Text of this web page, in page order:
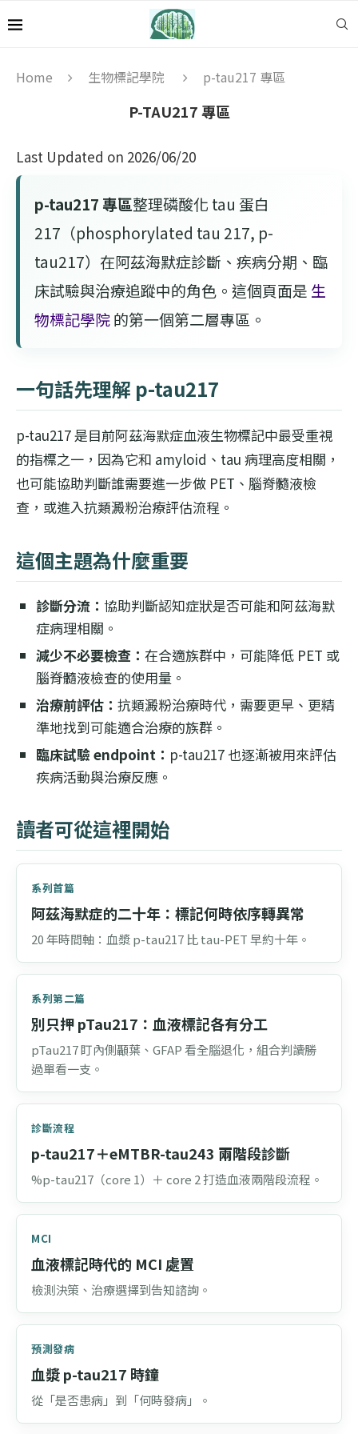
Home 生物標記學院 p-tau217 專區
P-TAU217 專區
Last Updated on 2026/06/20
p-tau217 專區整理磷酸化 tau 蛋白
217（phosphorylated tau 217, p-
tau217）在阿茲海默症診斷、疾病分期、臨
床試驗與治療追蹤中的角色。這個頁面是 生
物標記學院的第一個第二層專區。
一句話先理解 p-tau217
p-tau217 是目前阿茲海默症血液生物標記中最受重視
的指標之一，因為它和 amyloid、tau 病理高度相關，
也可能協助判斷誰需要進一步做 PET、腦脊髓液檢
查，或進入抗類澱粉治療評估流程。
這個主題為什麼重要
診斷分流： 協助判斷認知症狀是否可能和阿茲海默
症病理相關。
減少不必要檢查： 在合適族群中，可能降低 PET 或
腦脊髓液檢查的使用量。
治療前評估： 抗類澱粉治療時代，需要更早、更精
準地找到可能適合治療的族群。
臨床試驗 endpoint： p-tau217 也逐漸被用來評估
疾病活動與治療反應。
讀者可從這裡開始
系列首篇
阿茲海默症的二十年：標記何時依序轉異常
20 年時間軸：血漿 p-tau217 比 tau-PET 早約十年。
系列第二篇
別只押 pTau217：血液標記各有分工
pTau217 盯內側顳葉、GFAP 看全腦退化，組合判讀勝
過單看一支。
診斷流程
p-tau217＋eMTBR-tau243 兩階段診斷
%p-tau217（core 1）＋ core 2 打造血液兩階段流程。
MCI
血液標記時代的 MCI 處置
檢測決策、治療選擇到告知諮詢。
預測發病
血漿 p-tau217 時鐘
從「是否患病」到「何時發病」。